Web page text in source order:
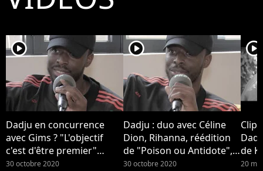
player2
Dadju en concurrence
avec Gims ? "L'objectif
c'est d'être premier"
(Interview)
30 octobre 2020
player2
Dadju : duo avec Céline
Dion, Rihanna, réédition
de "Poison ou Antidote",
image de loveur... Il se
30 octobre 2020
player2
Clip
de
20